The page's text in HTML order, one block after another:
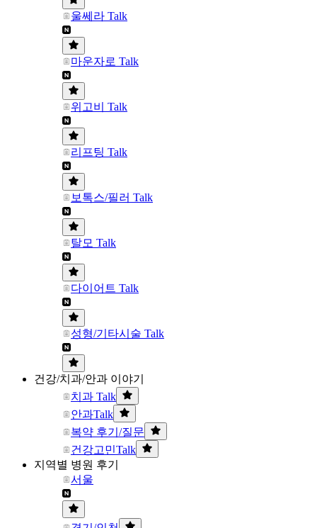
울쎄라 Talk
마운자로 Talk
위고비 Talk
리프팅 Talk
보톡스/필러 Talk
탈모 Talk
다이어트 Talk
성형/기타시술 Talk
건강/치과/안과 이야기
치과 Talk
안과Talk
복약 후기/질문
건강고민Talk
지역별 병원 후기
서울